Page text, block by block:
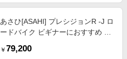
あさひ[ASAHI] プレシジョンR -J ロ
ードバイク ビギナーにおすすめ ロ
￥ 79,200